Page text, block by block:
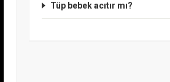
Tüp bebek acıtır mı?